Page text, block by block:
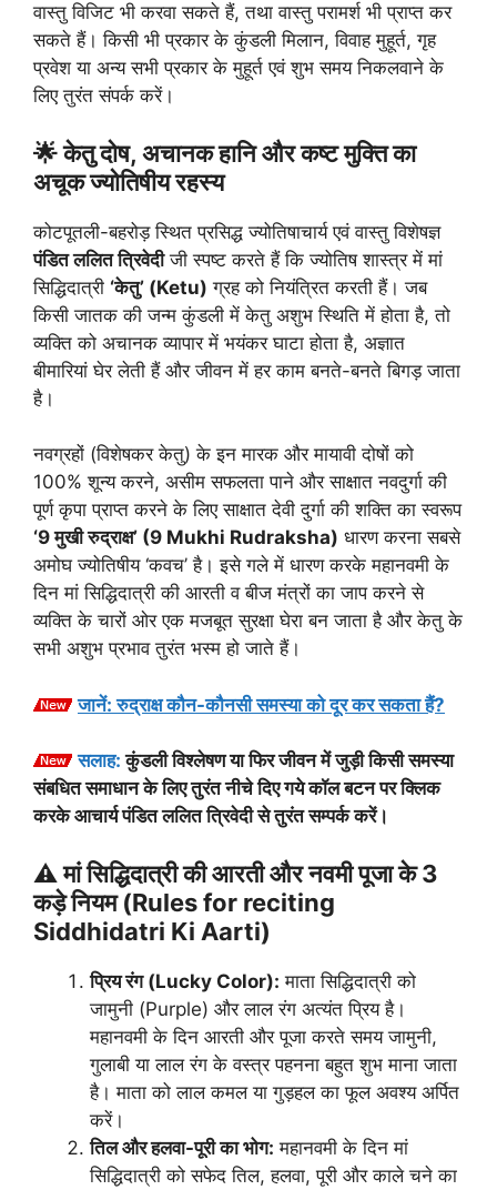
वास्तु विजिट भी करवा सकते हैं, तथा वास्तु परामर्श भी प्राप्त कर
सकते हैं। किसी भी प्रकार के कुंडली मिलान, विवाह मुहूर्त, गृह
प्रवेश या अन्य सभी प्रकार के मुहूर्त एवं शुभ समय निकलवाने के
लिए तुरंत संपर्क करें।
🌟 केतु दोष, अचानक हानि और कष्ट मुक्ति का
अचूक ज्योतिषीय रहस्य
कोटपूतली-बहरोड़ स्थित प्रसिद्ध ज्योतिषाचार्य एवं वास्तु विशेषज्ञ
पंडित ललित त्रिवेदीजी स्पष्ट करते हैं कि ज्योतिष शास्त्र में मां
सिद्धिदात्री ‘केतु’ (Ketu) ग्रह को नियंत्रित करती हैं। जब
किसी जातक की जन्म कुंडली में केतु अशुभ स्थिति में होता है, तो
व्यक्ति को अचानक व्यापार में भयंकर घाटा होता है, अज्ञात
बीमारियां घेर लेती हैं और जीवन में हर काम बनते-बनते बिगड़ जाता
है।
नवग्रहों (विशेषकर केतु) के इन मारक और मायावी दोषों को
100% शून्य करने, असीम सफलता पाने और साक्षात नवदुर्गा की
पूर्ण कृपा प्राप्त करने के लिए साक्षात देवी दुर्गा की शक्ति का स्वरूप
‘9 मुखी रुद्राक्ष’ (9 Mukhi Rudraksha) धारण करना सबसे
अमोघ ज्योतिषीय ‘कवच’ है। इसे गले में धारण करके महानवमी के
दिन मां सिद्धिदात्री की आरती व बीज मंत्रों का जाप करने से
व्यक्ति के चारों ओर एक मजबूत सुरक्षा घेरा बन जाता है और केतु के
सभी अशुभ प्रभाव तुरंत भस्म हो जाते हैं।
जानें: रुद्राक्ष कौन-कौनसी समस्या को दूर कर सकता हैं?
सलाह: कुंडली विश्लेषण या फिर जीवन में जुड़ी किसी समस्या
संबधित समाधान के लिए तुरंत नीचे दिए गये कॉल बटन पर क्लिक
करके आचार्य पंडित ललित त्रिवेदी से तुरंत सम्पर्क करें।
⚠️ मां सिद्धिदात्री की आरती और नवमी पूजा के 3
कड़े नियम (Rules for reciting
Siddhidatri Ki Aarti)
प्रिय रंग (Lucky Color): माता सिद्धिदात्री को
जामुनी (Purple) और लाल रंग अत्यंत प्रिय है।
महानवमी के दिन आरती और पूजा करते समय जामुनी,
गुलाबी या लाल रंग के वस्त्र पहनना बहुत शुभ माना जाता
है। माता को लाल कमल या गुड़हल का फूल अवश्य अर्पित
करें।
तिल और हलवा-पूरी का भोग: महानवमी के दिन मां
सिद्धिदात्री को सफेद तिल, हलवा, पूरी और काले चने का